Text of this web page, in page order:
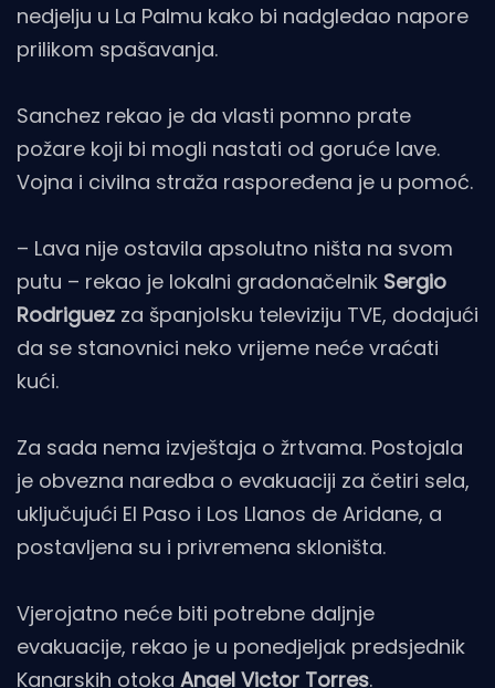
nedjelju u La Palmu kako bi nadgledao napore
prilikom spašavanja.
Sanchez rekao je da vlasti pomno prate
požare koji bi mogli nastati od goruće lave.
Vojna i civilna straža raspoređena je u pomoć.
– Lava nije ostavila apsolutno ništa na svom
putu – rekao je lokalni gradonačelnik Sergio
Rodriguez za španjolsku televiziju TVE, dodajući
da se stanovnici neko vrijeme neće vraćati
kući.
Za sada nema izvještaja o žrtvama. Postojala
je obvezna naredba o evakuaciji za četiri sela,
uključujući El Paso i Los Llanos de Aridane, a
postavljena su i privremena skloništa.
Vjerojatno neće biti potrebne daljnje
evakuacije, rekao je u ponedjeljak predsjednik
Kanarskih otoka Angel Victor Torres.